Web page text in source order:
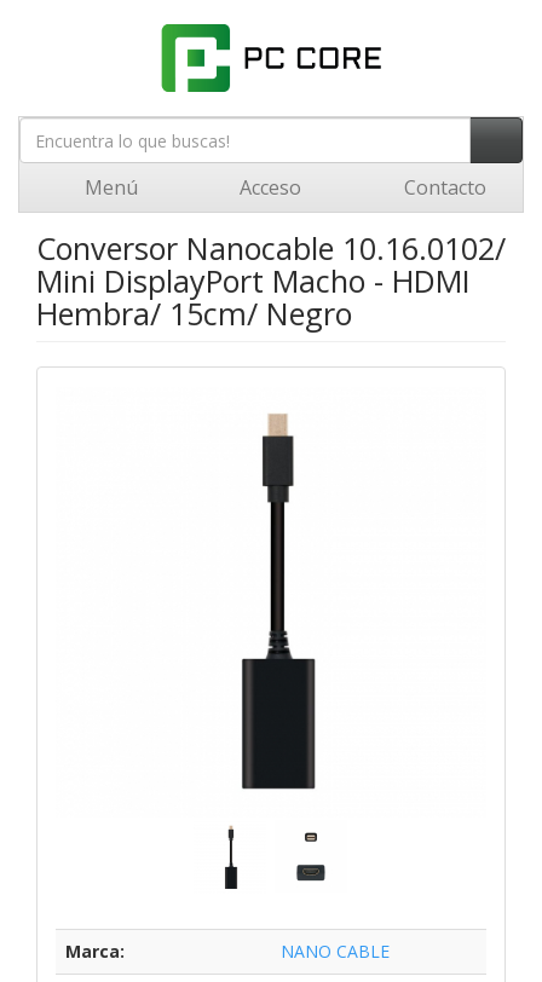
Menú Acceso Contacto
Conversor Nanocable 10.16.0102/
Mini DisplayPort Macho - HDMI
Hembra/ 15cm/ Negro
Marca:
NANO CABLE